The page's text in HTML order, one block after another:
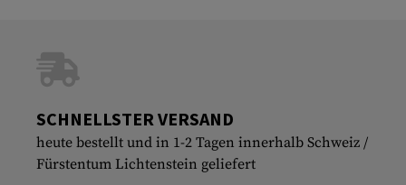
SCHNELLSTER VERSAND
heute bestellt und in 1-2 Tagen innerhalb Schweiz /
Fürstentum Lichtenstein geliefert